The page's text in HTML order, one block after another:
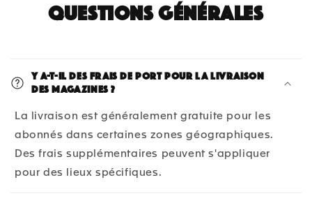
Questions générales
Y a-t-il des frais de port pour la livraison
des magazines ?
La livraison est généralement gratuite pour les
abonnés dans certaines zones géographiques.
Des frais supplémentaires peuvent s'appliquer
pour des lieux spécifiques.